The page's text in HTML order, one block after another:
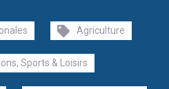
Agriculture
Sports & Loisirs